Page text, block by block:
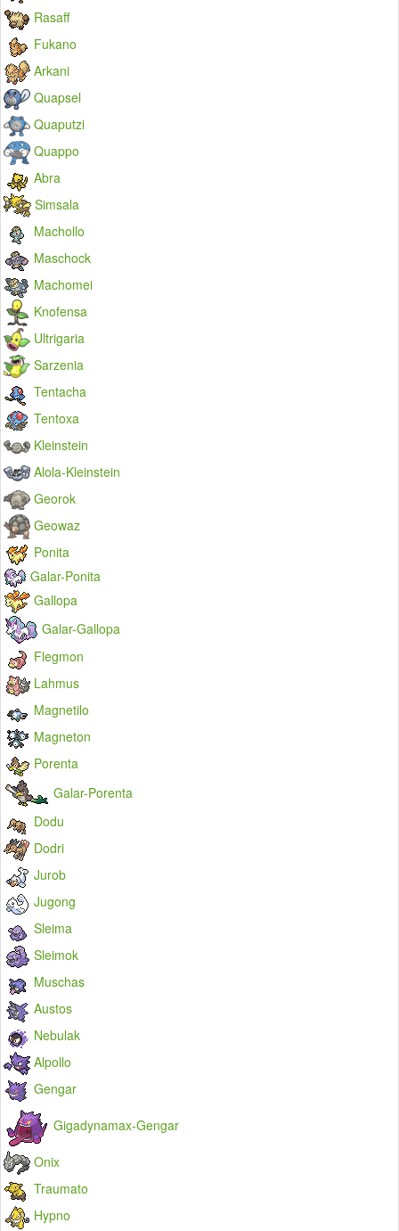
Rasaff
Fukano
Arkani
Quapsel
Quaputzi
Quappo
Abra
Simsala
Machollo
Maschock
Machomei
Knofensa
Ultrigaria
Sarzenia
Tentacha
Tentoxa
Kleinstein
Alola-Kleinstein
Georok
Geowaz
Ponita
Galar-Ponita
Gallopa
Galar-Gallopa
Flegmon
Lahmus
Magnetilo
Magneton
Porenta
Galar-Porenta
Dodu
Dodri
Jurob
Jugong
Sleima
Sleimok
Muschas
Austos
Nebulak
Alpollo
Gengar
Gigadynamax-Gengar
Onix
Traumato
Hypno